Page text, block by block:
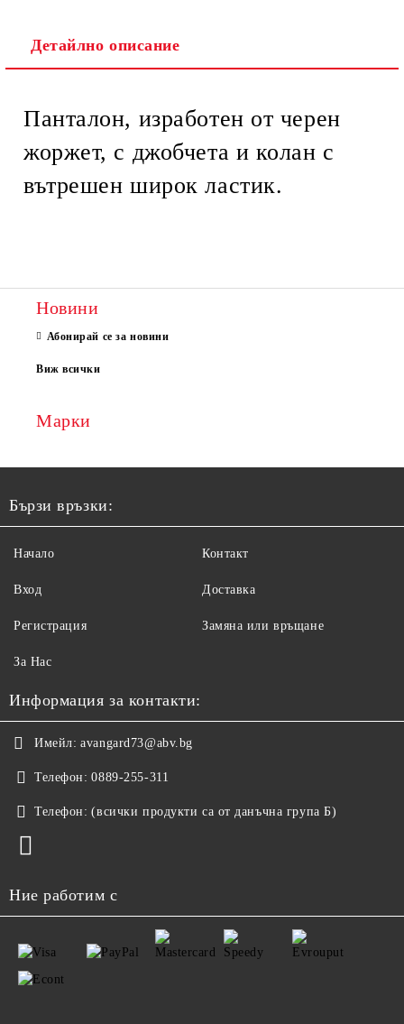
Детайлно описание
Панталон, изработен от черен
жоржет, с джобчета и колан с
вътрешен широк ластик.
Новини
Абонирай се за новини
Виж всички
Марки
Бързи връзки:
Начало
Вход
Регистрация
За Нас
Контакт
Доставка
Замяна или връщане
Информация за контакти:
Имейл: avangard73@abv.bg
Телефон: 0889-255-311
Телефон: (всички продукти са от данъчна група Б)
Ние работим с